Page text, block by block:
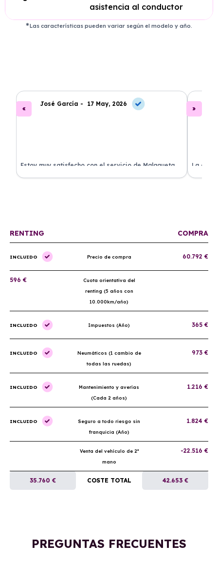
asistencia al conductor
Las características pueden variar según el modelo y año.
José García - 17 May, 2026
Estoy muy satisfecho con el servicio de Malagueta
Renting. El coche llegó en perfectas condiciones y el
La
ha
RENTING COMPRA
INCLUIDO Precio de compra 60.792 €
596 €
Cuota orientativa del
renting (5 años con
10.000km/año)
INCLUIDO Impuestos (Año) 365 €
INCLUIDO
Neumáticos (1 cambio de
todas las ruedas)
973 €
INCLUIDO
Mantenimiento y averías
(Cada 2 años)
1.216 €
INCLUIDO
Seguro a todo riesgo sin
franquicia (Año)
1.824 €
Venta del vehículo de 2ª
mano
-22.516 €
35.760 € COSTE TOTAL 42.653 €
PREGUNTAS FRECUENTES